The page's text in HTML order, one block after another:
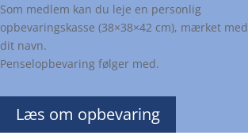
Som medlem kan du leje en personlig
opbevaringskasse (38×38×42 cm), mærket med
dit navn.
Penselopbevaring følger med.
Læs om opbevaring